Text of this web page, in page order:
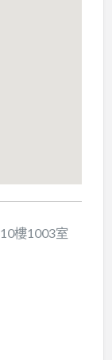
樓1003室